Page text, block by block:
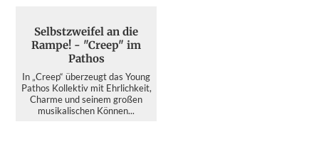
Selbstzweifel an die
Rampe! - "Creep" im
Pathos
In „Creep“ überzeugt das Young
Pathos Kollektiv mit Ehrlichkeit,
Charme und seinem großen
musikalischen Können...